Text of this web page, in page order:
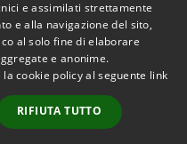
Copyright © 2026 • Comune di
Reggiolo • Powered by
Municipium•Accesso
redazione
e assimilati strettamente
e alla navigazione del sito,
al solo fine di elaborare
e anonime.
cookie policy al seguente link
RIFIUTA TUTTO